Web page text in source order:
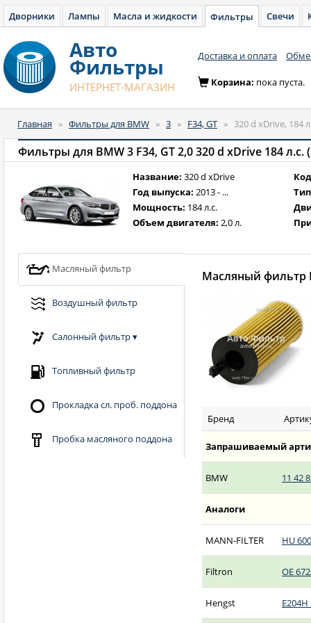
Дворники Лампы Масла и жидкости Фильтры Свечи
Авто
Фильтры
ИНТЕРНЕТ-МАГАЗИН
Доставка и оплата
Корзина: пока пуста.
Главная » Фильтры для BMW » 3 » F34, GT » 320 d xDrive, 184
Фильтры для BMW 3 F34, GT 2,0 320 d xDrive 184 л.с.
Название: 320 d xDrive
Год выпуска: 2013 - ...
Мощность: 184 л.с.
Объем двигателя: 2,0 л.
Масляный фильтр
Воздушный фильтр
Салонный фильтр▾
Топливный фильтр
Прокладка сл. проб. поддона
Пробка масляного поддона
Масляный фильтр
Бренд
Запрашиваемый
BMW 11 42
Аналоги
MANN-FILTER HU
Filtron OE
Hengst E204H